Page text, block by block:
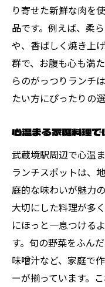
り寄せた新鮮な肉を
品です。例えば、柔
や、香ばしく焼き上
群で、お腹も心も満
らのがっつりランチ
たい方にぴったりの選
心温まる家庭料理
武蔵境駅周辺で心温
ランチスポットは、
庭的な味わいが魅力
大切にした料理が多
にほっと一息つける
す。旬の野菜をふん
味噌汁など、家庭で
ーが揃っています。